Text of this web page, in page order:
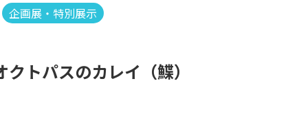
ありますが、350本前後のようです。
を補っています。 昆虫の捕まえ方は
います。 粘着式 写真は、モウセンゴ
る繊毛からネバネバした粘液を出し、
つき捕えます。 罠式 写真は、ハエトリ
ような葉の表面の感覚毛に昆虫などが触
た葉を閉じて、捕まえます。 落とし
企画展・特別展示
クトパスのカレイ（鰈）